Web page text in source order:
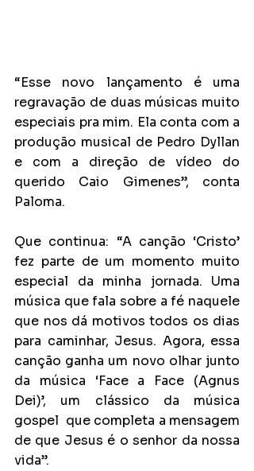
“Esse novo lançamento é uma
regravação de duas músicas muito
especiais pra mim. Ela conta com a
produção musical de Pedro Dyllan
e com a direção de vídeo do
querido Caio Gimenes”, conta
Paloma.
Que continua: “A canção ‘Cristo’
fez parte de um momento muito
especial da minha jornada. Uma
música que fala sobre a fé naquele
que nos dá motivos todos os dias
para caminhar, Jesus. Agora, essa
canção ganha um novo olhar junto
da música ‘Face a Face (Agnus
Dei)’, um clássico da música
gospel  que completa a mensagem
de que Jesus é o senhor da nossa
vida”.